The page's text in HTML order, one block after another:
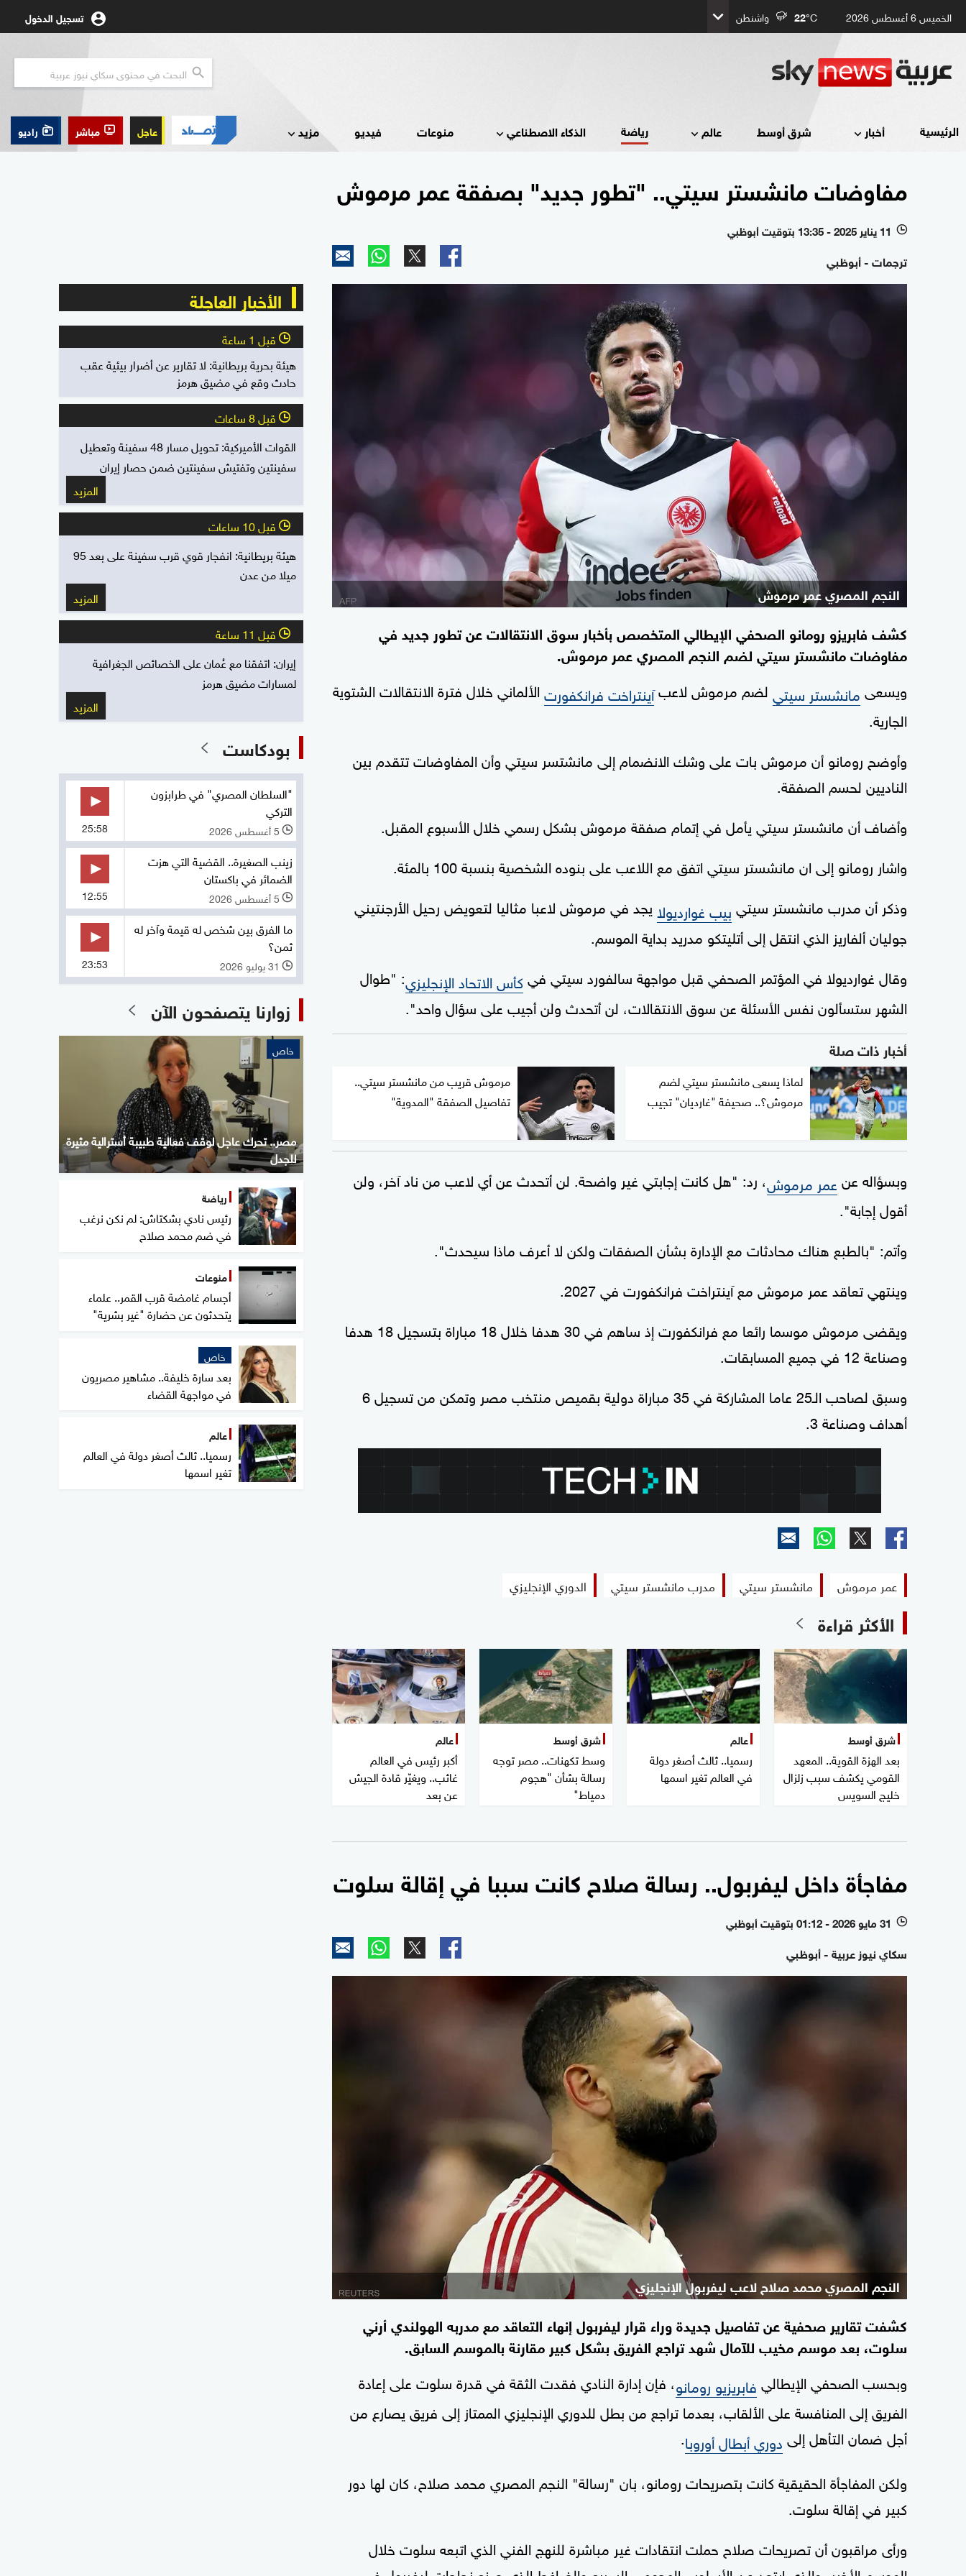
الخميس 6 أغسطس 2026 22°C واشنطن تسجيل الدخول
الرئيسية أخبار شرق أوسط عالم رياضة الذكاء الاصطناعي منوعات فيديو مزيد عاجل مباشر راديو
مفاوضات مانشستر سيتي.. "تطور جديد" بصفقة عمر مرموش
l 11 يناير 2025 - 13:35 بتوقيت أبوظبي
ترجمات - أبوظبي
النجم المصري عمر مرموش
كشف فابريزو رومانو الصحفي الإيطالي المتخصص بأخبار سوق الانتقالات عن تطور جديد في
مفاوضات مانشستر سيتي لضم النجم المصري عمر مرموش.
ويسعى مانشستر سيتي لضم مرموش لاعبآينتراخت فرانكفورت الألماني خلال فترة الانتقالات الشتوية
الجارية.
وأوضح رومانو أن مرموش بات على وشك الانضمام إلى مانشتسر سيتي وأن المفاوضات تتقدم بين
الناديين لحسم الصفقة.
وأضاف أن مانشستر سيتي يأمل في إتمام صفقة مرموش بشكل رسمي خلال الأسبوع المقبل.
واشار رومانو إلى ان مانشستر سيتي اتفق مع اللاعب على بنوده الشخصية بنسبة 100 بالمئة.
وذكر أن مدرب مانشستر سيتي بيب غوارديولا يجد في مرموش لاعبا مثاليا لتعويض رحيل الأرجنتيني
جوليان ألفاريز الذي انتقل إلى أتليتكو مدريد بداية الموسم.
وقال غوارديولا في المؤتمر الصحفي قبل مواجهة سالفورد سيتي في كأس الاتحاد الإنجليزي: "طوال
الشهر ستسألون نفس الأسئلة عن سوق الانتقالات، لن أتحدث ولن أجيب على سؤال واحد".
أخبار ذات صلة
لماذا يسعى مانشستر سيتي لضم
مرموش؟.. صحيفة "غارديان" تجيب
مرموش قريب من مانشستر سيتي..
تفاصيل الصفقة "المدوية"
وبسؤاله عن عمر مرموش، رد: "هل كانت إجابتي غير واضحة. لن أتحدث عن أي لاعب من ناد آخر، ولن
أقول إجابة".
وأتم: "بالطبع هناك محادثات مع الإدارة بشأن الصفقات ولكن لا أعرف ماذا سيحدث".
وينتهي تعاقد عمر مرموش مع آينتراخت فرانكفورت في 2027.
ويقضى مرموش موسما رائعا مع فرانكفورت إذ ساهم في 30 هدفا خلال 18 مباراة بتسجيل 18 هدفا
وصناعة 12 في جميع المسابقات.
وسبق لصاحب الـ25 عاما المشاركة في 35 مباراة دولية بقميص منتخب مصر وتمكن من تسجيل 6
أهداف وصناعة 3.
عمر مرموش مانشستر سيتي مدرب مانشستر سيتي الدوري الإنجليزي
الأكثر قراءة
شرق أوسط
بعد الهزة القوية.. المعهد
القومي يكشف سبب زلزال
خليج السويس
عالم
رسميا.. ثالث أصغر دولة
في العالم تغير اسمها
شرق أوسط
وسط تكهنات.. مصر توجه
رسالة بشأن "هجوم
دمياط"
عالم
أكبر رئيس في العالم
غائب.. ويغيّر قادة الجيش
عن بعد
مفاجأة داخل ليفربول.. رسالة صلاح كانت سببا في إقالة سلوت
l 31 مايو 2026 - 01:12 بتوقيت أبوظبي
سكاي نيوز عربية - أبوظبي
النجم المصري محمد صلاح لاعب ليفربول الإنجليزي
كشفت تقارير صحفية عن تفاصيل جديدة وراء قرار ليفربول إنهاء التعاقد مع مدربه الهولندي أرني
سلوت، بعد موسم مخيب للآمال شهد تراجع الفريق بشكل كبير مقارنة بالموسم السابق.
وبحسب الصحفي الإيطالي فابريزيو رومانو، فإن إدارة النادي فقدت الثقة في قدرة سلوت على إعادة
الفريق إلى المنافسة على الألقاب، بعدما تراجع من بطل للدوري الإنجليزي الممتاز إلى فريق يصارع من
أجل ضمان التأهل إلى دوري أبطال أوروبا.
ولكن المفاجأة الحقيقية كانت بتصريحات رومانو، بان "رسالة" النجم المصري محمد صلاح، كان لها دور
كبير في إقالة سلوت.
ورأى مراقبون أن تصريحات صلاح حملت انتقادات غير مباشرة للنهج الفني الذي اتبعه سلوت خلال
الأخبار العاجلة
l قبل 1 ساعة
هيئة بحرية بريطانية: لا تقارير عن أضرار بيئية عقب
حادث وقع في مضيق هرمز
l قبل 8 ساعات
القوات الأميركية: تحويل مسار 48 سفينة وتعطيل
سفينتين وتفتيش سفينتين ضمن حصار إيران
المزيد
l قبل 10 ساعات
هيئة بريطانية: انفجار قوي قرب سفينة على بعد 95
ميلا من عدن
المزيد
l قبل 11 ساعة
إيران: اتفقنا مع عُمان على الخصائص الجغرافية
لمسارات مضيق هرمز
المزيد
بودكاست
"السلطان المصري" في طرابزون
التركي
l 5 أغسطس 2026 25:58
زينب الصغيرة.. القضية التي هزت
الضمائر في باكستان
l 5 أغسطس 2026 12:55
ما الفرق بين شخص له قيمة وآخر له
ثمن؟
l 31 يوليو 2026 23:53
زوارنا يتصفحون الآن
خاص
مصر.. تحرك عاجل لوقف فعالية طبيبة أسترالية مثيرة
للجدل
رياضة
رئيس نادي بشكتاش: لم نكن نرغب
في ضم محمد صلاح
منوعات
أجسام غامضة قرب القمر.. علماء
يتحدثون عن حضارة "غير بشرية"
خاص
بعد سارة خليفة.. مشاهير مصريون
في مواجهة القضاء
عالم
رسميا.. ثالث أصغر دولة في العالم
تغير اسمها